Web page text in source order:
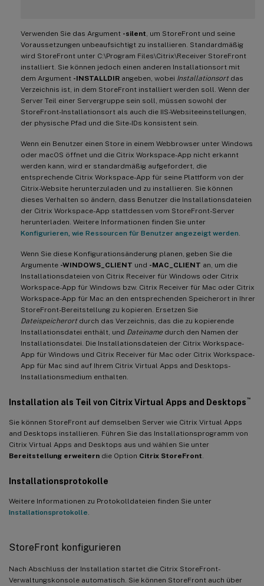
Verwenden Sie das Argument -silent , um StoreFront und seine
Voraussetzungen unbeaufsichtigt zu installieren. Standardmäßig
wird StoreFront unter C:\Program Files\Citrix\Receiver StoreFront
installiert. Sie können jedoch einen anderen Installationsort mit
dem Argument -INSTALLDIR angeben, wobei Installationsortdas
Verzeichnis ist, in dem StoreFront installiert werden soll. Wenn der
Server Teil einer Servergruppe sein soll, müssen sowohl der
StoreFront-Installationsort als auch die IIS-Websiteeinstellungen,
der physische Pfad und die Site-IDs konsistent sein.
Wenn ein Benutzer einen Store in einem Webbrowser unter Windows
oder macOS öffnet und die Citrix Workspace-App nicht erkannt
werden kann, wird er standardmäßig aufgefordert, die
entsprechende Citrix Workspace-App für seine Plattform von der
Citrix-Website herunterzuladen und zu installieren. Sie können
dieses Verhalten so ändern, dass Benutzer die Installationsdateien
der Citrix Workspace-App stattdessen vom StoreFront-Server
herunterladen. Weitere Informationen finden Sie unter
Konfigurieren, wie Ressourcen für Benutzer angezeigt werden
Wenn Sie diese Konfigurationsänderung planen, geben Sie die
Argumente -WINDOWS_CLIENT und -MAC_CLIENT an, um die
Installationsdateien von Citrix Receiver für Windows oder Citrix
Workspace-App für Windows bzw. Citrix Receiver für Mac oder Citrix
Workspace-App für Mac an den entsprechenden Speicherort in Ihrer
StoreFront-Bereitstellung zu kopieren. Ersetzen Sie
Dateispeicherortdurch das Verzeichnis, das die zu kopierende
Installationsdatei enthält, und Dateiname durch den Namen der
Installationsdatei. Die Installationsdateien der Citrix Workspace-
App für Windows und Citrix Receiver für Mac oder Citrix Workspace-
App für Mac sind auf Ihrem Citrix Virtual Apps and Desktops-
Installationsmedium enthalten.
Installation als Teil von Citrix Virtual Apps and Desktops ™
Sie können StoreFront auf demselben Server wie Citrix Virtual Apps
and Desktops installieren. Führen Sie das Installationsprogramm von
Citrix Virtual Apps and Desktops aus und wählen Sie unter
Bereitstellung erweitern die Option Citrix StoreFront
Installationsprotokolle
Weitere Informationen zu Protokolldateien finden Sie unter
Installationsprotokolle
StoreFront konfigurieren
Nach Abschluss der Installation startet die Citrix StoreFront-
Verwaltungskonsole automatisch. Sie können StoreFront auch über